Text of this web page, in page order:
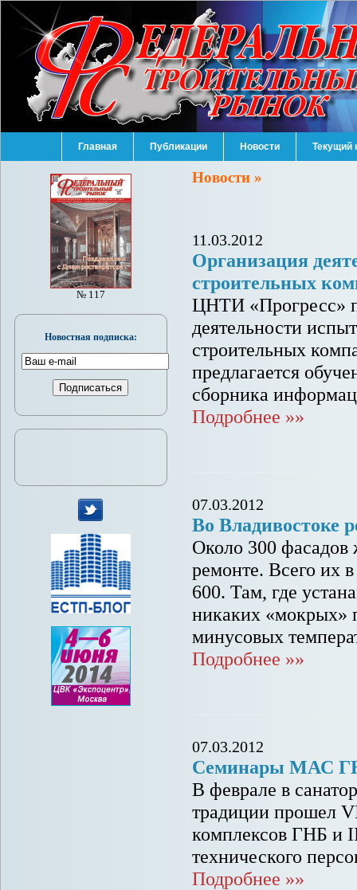
Главная Публикации Новости Текущий
Новости »
11.03.2012
Организация
строительных
ЦНТИ «Прогресс»
деятельности
строительных
предлагается
сборника
Подробнее »»
07.03.2012
Во Владивостоке
Около 300 фасадов
ремонте. Всего их
600. Там, где
никаких «мокрых»
минусовых
Подробнее »»
07.03.2012
Семинары МАС
В феврале в
традиции прошел
комплексов ГНБ и
технического
Подробнее »»
№ 117
Новостная подписка:
мы
в
Twitter